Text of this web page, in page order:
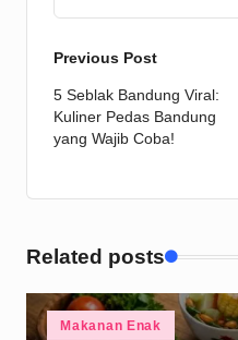
Post
navigation
Previous Post
5 Seblak Bandung Viral:
Kuliner Pedas Bandung
yang Wajib Coba!
Related posts
Posted
Makanan Enak